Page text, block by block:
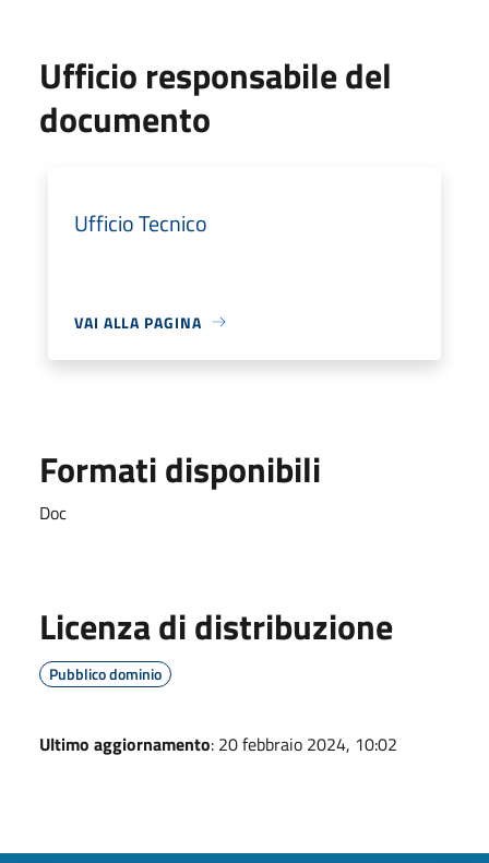
Ufficio responsabile del
documento
Ufficio Tecnico
VAI ALLA PAGINA
Formati disponibili
Doc
Licenza di distribuzione
Pubblico dominio
Ultimo aggiornamento: 20 febbraio 2024, 10:02